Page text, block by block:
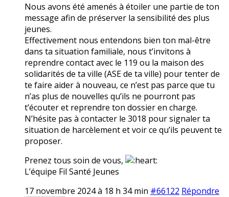
Nous avons été amenés à étoiler une partie de ton
message afin de préserver la sensibilité des plus
jeunes.
Effectivement nous entendons bien ton mal-être
dans ta situation familiale, nous t’invitons à
reprendre contact avec le 119 ou la maison des
solidarités de ta ville (ASE de ta ville) pour tenter de
te faire aider à nouveau, ce n’est pas parce que tu
n’as plus de nouvelles qu’ils ne pourront pas
t’écouter et reprendre ton dossier en charge.
N’hésite pas à contacter le 3018 pour signaler ta
situation de harcèlement et voir ce qu’ils peuvent te
proposer.
Prenez tous soin de vous,
L’équipe Fil Santé Jeunes
17 novembre 2024 à 18 h 34 min #66122 Répondre